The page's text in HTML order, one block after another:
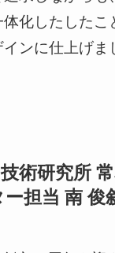
化したしたこ
ンに仕上げま
術研究所
担当 南 俊